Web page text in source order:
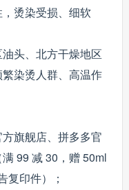
烫染受损、细软
头、北方干燥地区
染烫人群、高温作
旗舰店、拼多多官
99 减 30，赠 50ml
复印件）；